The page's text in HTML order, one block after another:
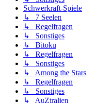
Schwerkraft-Spiele
↳ 7 Seelen
↳ Regelfragen
↳ Sonstiges
↳ Bitoku
↳ Regelfragen
↳ Sonstiges
↳ Among the Stars
↳ Regelfragen
↳ Sonstiges
↳ AuZtralien